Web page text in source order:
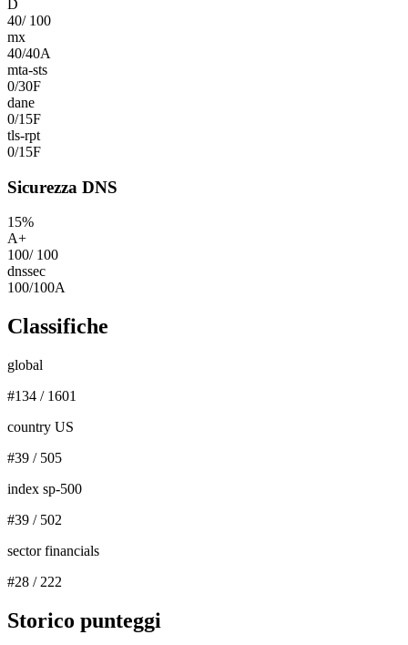
D
40/ 100
mx
40/40A
mta-sts
0/30F
dane
0/15F
tls-rpt
0/15F
Sicurezza DNS
15%
A+
100/ 100
dnssec
100/100A
Classifiche
global
#134 / 1601
country US
#39 / 505
index sp-500
#39 / 502
sector financials
#28 / 222
Storico punteggi